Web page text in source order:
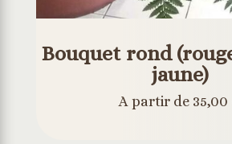
Bouquet rond
jaune)
A partir de 35,00